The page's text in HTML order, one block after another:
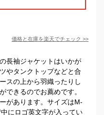
価格と在庫を楽天でチェック >>
長袖ジャケットはいかが
やタンクトップなどと合
スの上から羽織ったりし
できるのでお薦めです。
があります。サイズはM-
にロゴ英文字が入ってい